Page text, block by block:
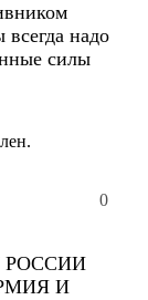
надо
силы
0
И